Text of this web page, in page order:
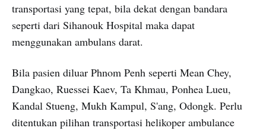
transportasi yang tepat, bila dekat dengan bandara
seperti dari Sihanouk Hospital maka dapat
menggunakan ambulans darat.
Bila pasien diluar Phnom Penh seperti Mean Chey,
Dangkao, Ruessei Kaev, Ta Khmau, Ponhea Lueu,
Kandal Stueng, Mukh Kampul, S'ang, Odongk. Perlu
ditentukan pilihan transportasi helikoper ambulance